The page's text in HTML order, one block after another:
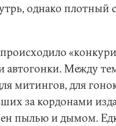
однако плотный
автогонки. Между
митингов, для
за кордонами
пылью и дымом.